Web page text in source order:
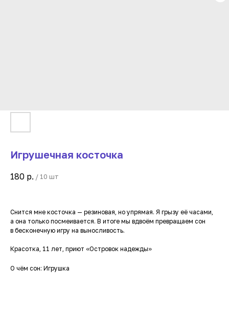
Игрушечная косточка
180 р. / 10 шт
Снится мне косточка — резиновая, но упрямая. Я грызу её часами,
а она только посмеивается. В итоге мы вдвоём превращаем сон
в бесконечную игру на выносливость.
Красотка, 11 лет, приют «Островок надежды»
О чём сон: Игрушка